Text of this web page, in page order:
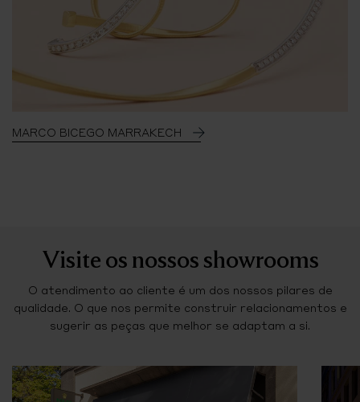
MARCO BICEGO MARRAKECH
Visite os nossos showrooms
O atendimento ao cliente é um dos nossos pilares de
qualidade. O que nos permite construir relacionamentos e
sugerir as peças que melhor se adaptam a si.